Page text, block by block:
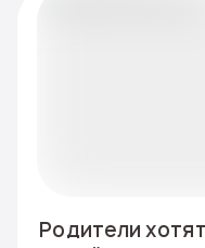
Родители